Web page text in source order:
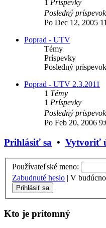
1 Príspevky
Posledný príspevok
Po Dec 12, 2005
Poprad - UTV
Témy
Príspevky
Posledný príspevok
Poprad - UTV 2.3.2011
1 Témy
1 Príspevky
Posledný príspevok
Po Feb 20, 2006
Prihlásiť sa • Vytvoriť
Používateľské meno:
Zabudnuté heslo | V
Kto je prítomný